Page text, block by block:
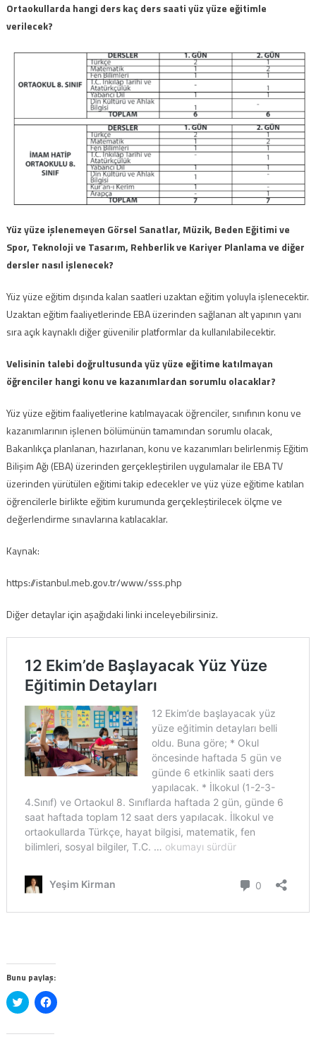
Ortaokullarda hangi ders kaç ders saati yüz yüze eğitimle
verilecek?
Yüz yüze işlenemeyen Görsel Sanatlar, Müzik, Beden Eğitimi ve
Spor, Teknoloji ve Tasarım, Rehberlik ve Kariyer Planlama ve diğer
dersler nasıl işlenecek?
Yüz yüze eğitim dışında kalan saatleri uzaktan eğitim yoluyla işlenecektir.
Uzaktan eğitim faaliyetlerinde EBA üzerinden sağlanan alt yapının yanı
sıra açık kaynaklı diğer güvenilir platformlar da kullanılabilecektir.
Velisinin talebi doğrultusunda yüz yüze eğitime katılmayan
öğrenciler hangi konu ve kazanımlardan sorumlu olacaklar?
Yüz yüze eğitim faaliyetlerine katılmayacak öğrenciler, sınıfının konu ve
kazanımlarının işlenen bölümünün tamamından sorumlu olacak,
Bakanlıkça planlanan, hazırlanan, konu ve kazanımları belirlenmiş Eğitim
Bilişim Ağı (EBA) üzerinden gerçekleştirilen uygulamalar ile EBA TV
üzerinden yürütülen eğitimi takip edecekler ve yüz yüze eğitime katılan
öğrencilerle birlikte eğitim kurumunda gerçekleştirilecek ölçme ve
değerlendirme sınavlarına katılacaklar.
Kaynak:
https://istanbul.meb.gov.tr/www/sss.php
Diğer detaylar için aşağıdaki linki inceleyebilirsiniz.
Bunu paylaş:
Twitter
üzerinde
tıklayın
Facebook'ta
paylaşmak
(Yeni